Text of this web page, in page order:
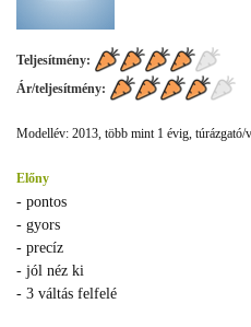
Teljesítmény:
Ár/teljesítmény:
Modellév: 2013, több mint 1 évig, túrázgató/
Előny
- pontos
- gyors
- precíz
- jól néz ki
- 3 váltás felfelé